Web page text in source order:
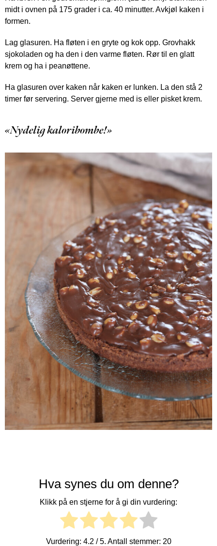
midt i ovnen på 175 grader i ca. 40 minutter. Avkjøl kaken i
formen.
Lag glasuren. Ha fløten i en gryte og kok opp. Grovhakk
sjokoladen og ha den i den varme fløten. Rør til en glatt
krem og ha i peanøttene.
Ha glasuren over kaken når kaken er lunken. La den stå 2
timer før servering. Server gjerne med is eller pisket krem.
«Nydelig kaloribombe!»
Hva synes du om denne?
Klikk på en stjerne for å gi din vurdering:
Vurdering: 4.2 / 5. Antall stemmer: 20